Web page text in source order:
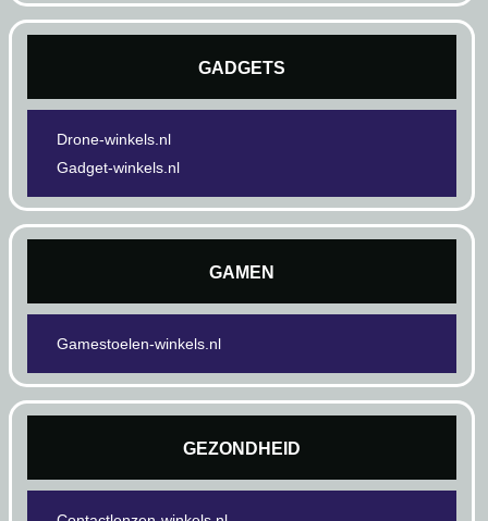
GADGETS
Drone-winkels.nl
Gadget-winkels.nl
GAMEN
Gamestoelen-winkels.nl
GEZONDHEID